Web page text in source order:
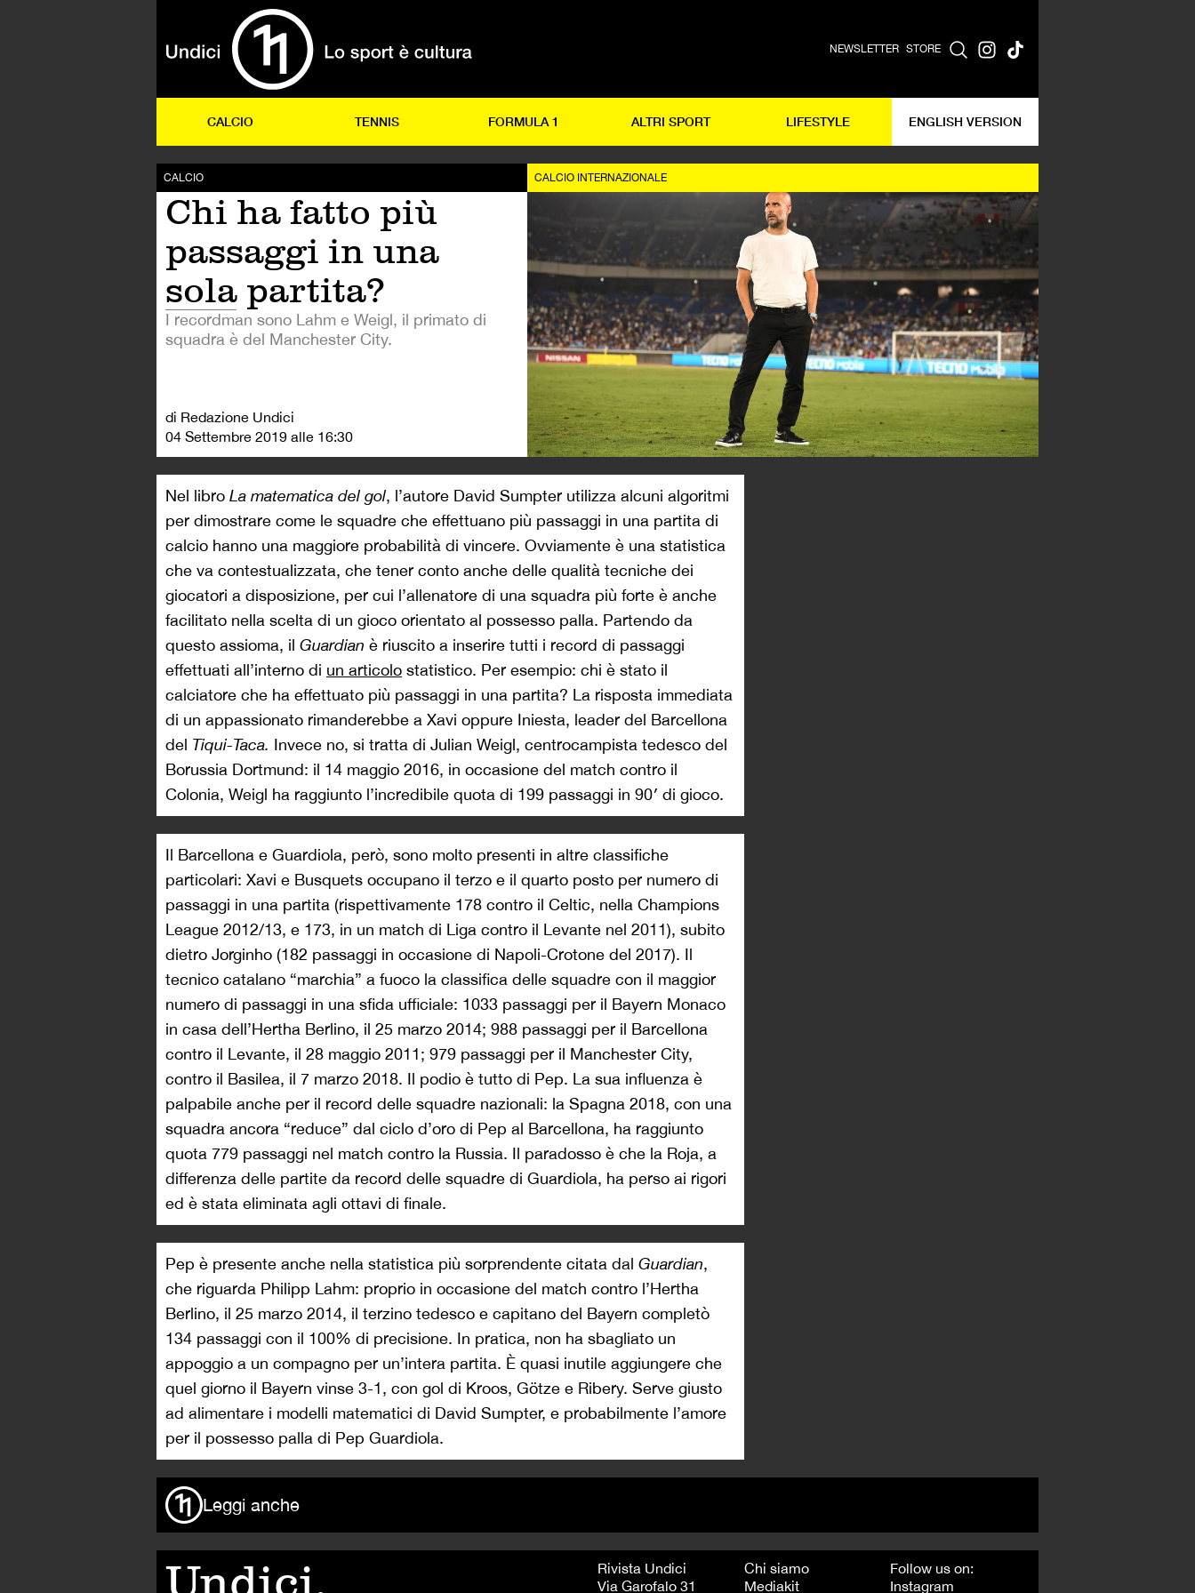
NEWSLETTER STORE
CALCIO TENNIS FORMULA 1 ALTRI SPORT LIFESTYLE ENGLISH VERSION
CALCIO
Chi ha fatto più
passaggi in una
sola partita?
I recordman sono Lahm e Weigl, il primato di
squadra è del Manchester City.
di Redazione Undici
04 Settembre 2019 alle 16:30
CALCIO INTERNAZIONALE
Nel libro La matematica del gol, l’autore David Sumpter utilizza alcuni algoritmi
per dimostrare come le squadre che effettuano più passaggi in una partita di
calcio hanno una maggiore probabilità di vincere. Ovviamente è una statistica
che va contestualizzata, che tener conto anche delle qualità tecniche dei
giocatori a disposizione, per cui l’allenatore di una squadra più forte è anche
facilitato nella scelta di un gioco orientato al possesso palla. Partendo da
questo assioma, il Guardian è riuscito a inserire tutti i record di passaggi
effettuati all’interno di un articolo statistico. Per esempio: chi è stato il
calciatore che ha effettuato più passaggi in una partita? La risposta immediata
di un appassionato rimanderebbe a Xavi oppure Iniesta, leader del Barcellona
del Tiqui-Taca. Invece no, si tratta di Julian Weigl, centrocampista tedesco del
Borussia Dortmund: il 14 maggio 2016, in occasione del match contro il
Colonia, Weigl ha raggiunto l’incredibile quota di 199 passaggi in 90′ di gioco.
Il Barcellona e Guardiola, però, sono molto presenti in altre classifiche
particolari: Xavi e Busquets occupano il terzo e il quarto posto per numero di
passaggi in una partita (rispettivamente 178 contro il Celtic, nella Champions
League 2012/13, e 173, in un match di Liga contro il Levante nel 2011), subito
dietro Jorginho (182 passaggi in occasione di Napoli-Crotone del 2017). Il
tecnico catalano “marchia” a fuoco la classifica delle squadre con il maggior
numero di passaggi in una sfida ufficiale: 1033 passaggi per il Bayern Monaco
in casa dell’Hertha Berlino, il 25 marzo 2014; 988 passaggi per il Barcellona
contro il Levante, il 28 maggio 2011; 979 passaggi per il Manchester City,
contro il Basilea, il 7 marzo 2018. Il podio è tutto di Pep. La sua influenza è
palpabile anche per il record delle squadre nazionali: la Spagna 2018, con una
squadra ancora “reduce” dal ciclo d’oro di Pep al Barcellona, ha raggiunto
quota 779 passaggi nel match contro la Russia. Il paradosso è che la Roja, a
differenza delle partite da record delle squadre di Guardiola, ha perso ai rigori
ed è stata eliminata agli ottavi di finale.
Pep è presente anche nella statistica più sorprendente citata dal Guardian,
che riguarda Philipp Lahm: proprio in occasione del match contro l’Hertha
Berlino, il 25 marzo 2014, il terzino tedesco e capitano del Bayern completò
134 passaggi con il 100% di precisione. In pratica, non ha sbagliato un
appoggio a un compagno per un’intera partita. È quasi inutile aggiungere che
quel giorno il Bayern vinse 3-1, con gol di Kroos, Götze e Ribery. Serve giusto
ad alimentare i modelli matematici di David Sumpter, e probabilmente l’amore
per il possesso palla di Pep Guardiola.
Leggi anche
Rivista Undici
Via Garofalo 31
Chi siamo
Mediakit
Follow us on:
Instagram